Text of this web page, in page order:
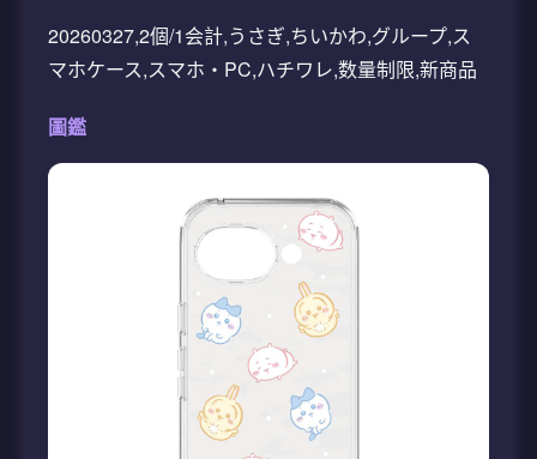
20260327,2個/1会計,うさぎ,ちいかわ,グループ,ス
マホケース,スマホ・PC,ハチワレ,数量制限,新商品
圖鑑